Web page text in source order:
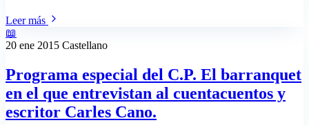
Leer más
📖
20 ene 2015 Castellano
Programa especial del C.P. El barranquet
en el que entrevistan al cuentacuentos y
escritor Carles Cano.